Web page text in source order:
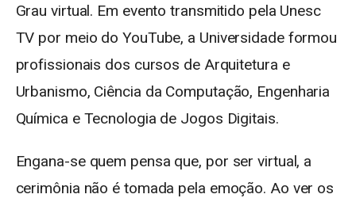
Grau virtual. Em evento transmitido pela Unesc
TV por meio do YouTube, a Universidade formou
profissionais dos cursos de Arquitetura e
Urbanismo, Ciência da Computação, Engenharia
Química e Tecnologia de Jogos Digitais.
Engana-se quem pensa que, por ser virtual, a
cerimônia não é tomada pela emoção. Ao ver os